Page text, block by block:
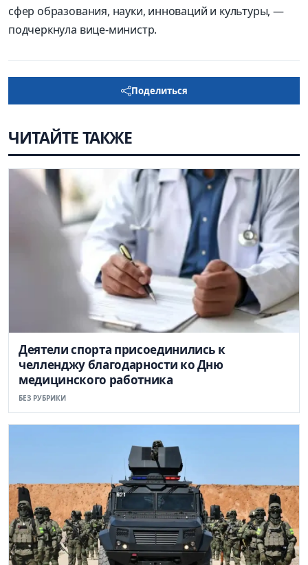
сфер образования, науки, инноваций и культуры, —
подчеркнула вице-министр.
Поделиться
ЧИТАЙТЕ ТАКЖЕ
Деятели спорта присоединились к
челленджу благодарности ко Дню
медицинского работника
БЕЗ РУБРИКИ